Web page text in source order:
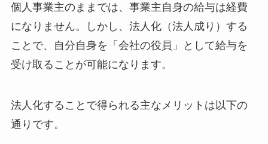
個人事業主のままでは、事業主自身の給与は経費
になりません。しかし、法人化（法人成り）する
ことで、自分自身を「会社の役員」として給与を
受け取ることが可能になります。
法人化することで得られる主なメリットは以下の
通りです。